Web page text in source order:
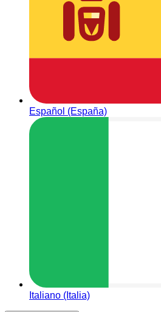
Español (España)
Italiano (Italia)